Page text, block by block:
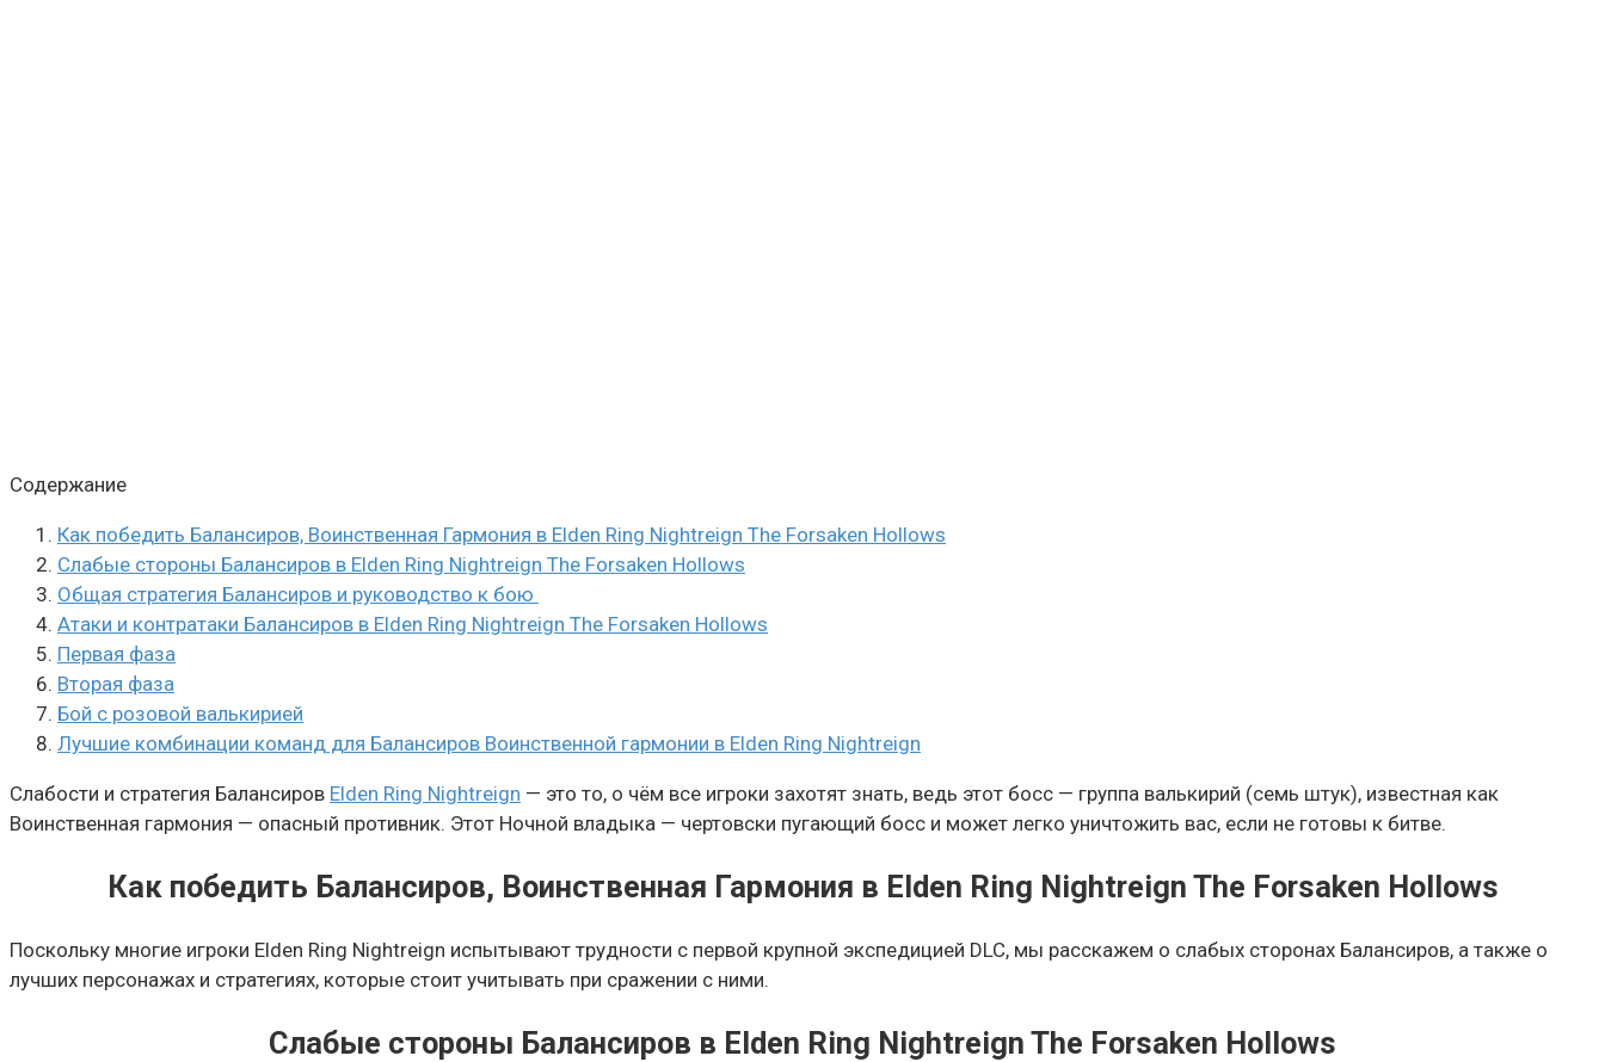
Содержание
Как победить Балансиров, Воинственная Гармония в Elden Ring Nightreign The Forsaken Hollows
Слабые стороны Балансиров в Elden Ring Nightreign The Forsaken Hollows
Общая стратегия Балансиров и руководство к бою
Атаки и контратаки Балансиров в Elden Ring Nightreign The Forsaken Hollows
Первая фаза
Вторая фаза
Бой с розовой валькирией
Лучшие комбинации команд для Балансиров Воинственной гармонии в Elden Ring Nightreign
Слабости и стратегия Балансиров Elden Ring Nightreign — это то, о чём все игроки захотят знать, ведь этот босс — группа валькирий (семь штук), известная как
Воинственная гармония — опасный противник. Этот Ночной владыка — чертовски пугающий босс и может легко уничтожить вас, если не готовы к битве.
Как победить Балансиров, Воинственная Гармония в Elden Ring Nightreign The Forsaken Hollows
Поскольку многие игроки Elden Ring Nightreign испытывают трудности с первой крупной экспедицией DLC, мы расскажем о слабых сторонах Балансиров, а также о
лучших персонажах и стратегиях, которые стоит учитывать при сражении с ними.
Слабые стороны Балансиров в Elden Ring Nightreign The Forsaken Hollows